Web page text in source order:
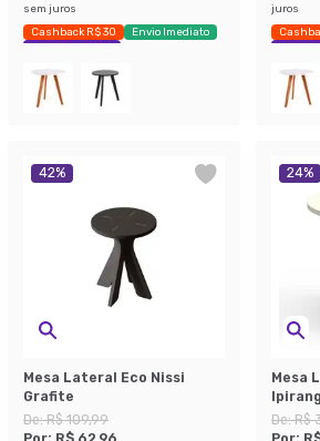
sem juros
Cashback R$ 30
Envio Imediato
Exclusivo Mobly
juros
42%
Mesa Lateral Eco Nissi
Grafite
De:R$ 109,99
24%
Mesa
De:R$